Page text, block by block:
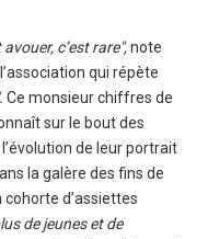
c’est rare",note
qui répète
Ce monsieur chiffres de
sur le bout des
de leur portrait
la galère des fins de
d’assiettes
de jeunes et de